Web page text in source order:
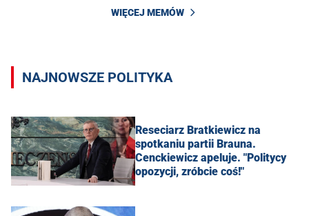
WIĘCEJ MEMÓW
NAJNOWSZE POLITYKA
Reseciarz Bratkiewicz na
spotkaniu partii Brauna.
Cenckiewicz apeluje. "Politycy
opozycji, zróbcie coś!"